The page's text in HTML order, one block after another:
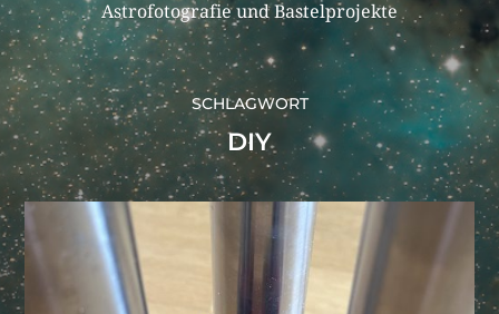
Astrofotografie und Bastelprojekte
SCHLAGWORT
DIY